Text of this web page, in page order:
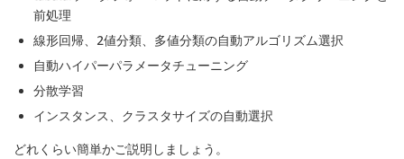
前処理
線形回帰、2値分類、多値分類の自動アルゴリズム選択
自動ハイパーパラメータチューニング
分散学習
インスタンス、クラスタサイズの自動選択
どれくらい簡単かご説明しましょう。